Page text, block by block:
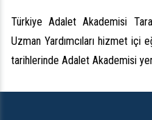
Türkiye Adalet Akademisi
Uzman Yardımcıları hizmet içi
tarihlerinde Adalet Akademisi